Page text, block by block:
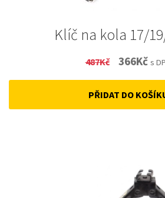
Klíč na kola 17/
487Kč
Original
price
was:
366Kč
is:
s
PŘIDAT DO